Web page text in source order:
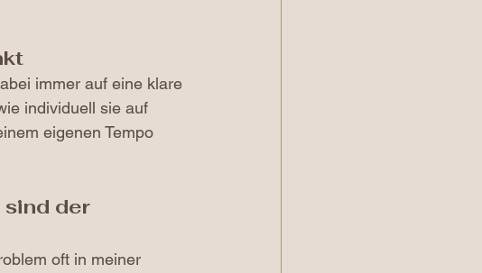
immer auf eine klare
individuell sie auf
eigenen Tempo
der
oft in meiner